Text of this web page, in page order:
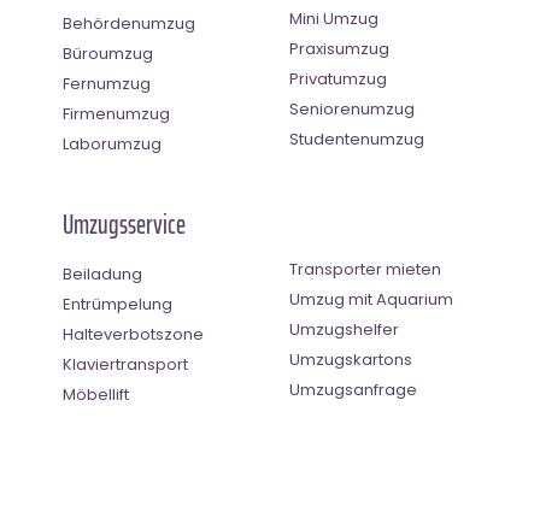
Behördenumzug
Büroumzug
Fernumzug
Firmenumzug
Laborumzug
Mini Umzug
Praxisumzug
Privatumzug
Seniorenumzug
Studentenumzug
Umzugsservice
Beiladung
Entrümpelung
Halteverbotszone
Klaviertransport
Möbellift
Transporter mieten
Umzug mit Aquarium
Umzugshelfer
Umzugskartons
Umzugsanfrage